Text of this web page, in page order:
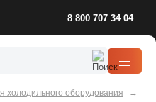
8 800 707 34 04
холодильного оборудования